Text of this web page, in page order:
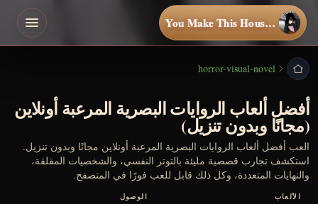
You Make This House a Home
horror-visual-novel
أفضل ألعاب الروايات البصرية المرعبة أونلاين
(مجانًا وبدون تنزيل)
العب أفضل ألعاب الروايات البصرية المرعبة أونلاين مجانًا وبدون تنزيل.
استكشف تجارب قصصية مليئة بالتوتر النفسي، والشخصيات المقلقة،
والنهايات المتعددة، وكل ذلك قابل للعب فورًا في المتصفح.
الألعاب الوصول